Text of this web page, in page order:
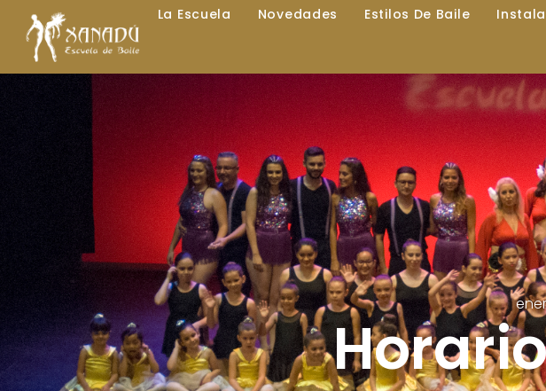
La Escuela Novedades Estilos De Baile